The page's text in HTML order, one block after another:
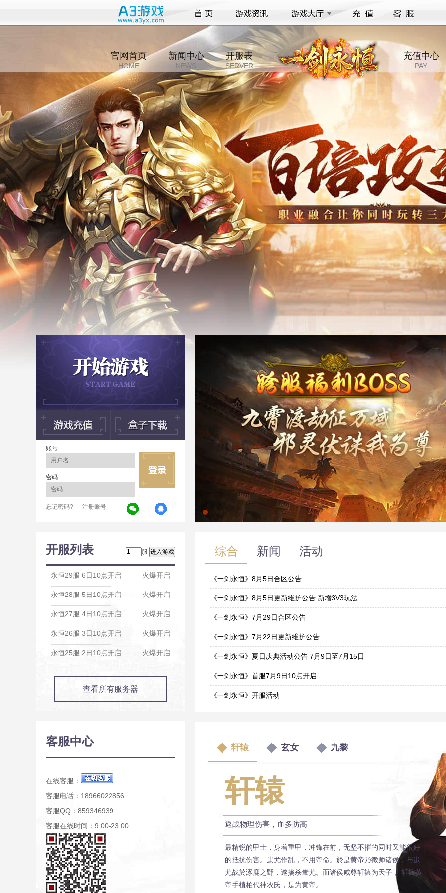
官网首页
HOME
新闻中心
NEWS
开服表
SERVER
充值中心
PAY
账号:
密码:
忘记密码? 注册账号
开服列表 服
火爆开启
永恒29服 6日10点开启
火爆开启
永恒28服 5日10点开启
火爆开启
永恒27服 4日10点开启
火爆开启
永恒26服 3日10点开启
火爆开启
永恒25服 2日10点开启
查看所有服务器
客服中心
在线客服：
客服电话：18966022856
客服QQ：859346939
客服在线时间：9:00-23:00
综合 新闻 活动
《一剑永恒》8月5日合区公告
08-04
《一剑永恒》8月5日更新维护公告 新增3V3玩法
08-04
《一剑永恒》7月29日合区公告
07-28
《一剑永恒》7月22日更新维护公告
07-21
《一剑永恒》夏日庆典活动公告 7月9日至7月15日
07-07
《一剑永恒》首服7月9日10点开启
07-07
《一剑永恒》开服活动
轩辕 玄女 九黎
轩辕
返战物理伤害，血多防高
最精锐的甲士，身着重甲，冲锋在前，无坚不摧的同时又能很好
的抵抗伤害。蚩尤作乱，不用帝命。於是黄帝乃徵师诸侯，与蚩
尤战於涿鹿之野，遂擒杀蚩尤。而诸侯咸尊轩辕为天子， 轩辕黄
帝手植柏代神农氏，是为黄帝。